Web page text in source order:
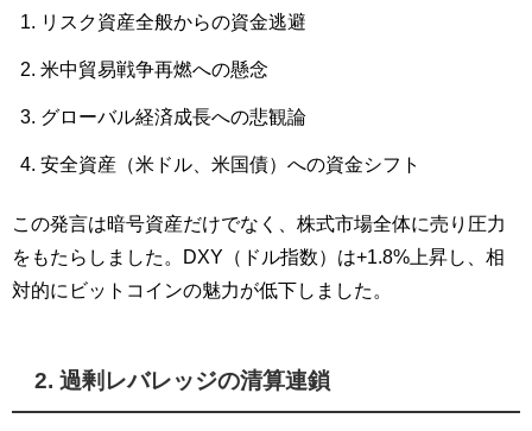
リスク資産全般からの資金逃避
米中貿易戦争再燃への懸念
グローバル経済成長への悲観論
安全資産（米ドル、米国債）への資金シフト
この発言は暗号資産だけでなく、株式市場全体に売り圧力
をもたらしました。DXY（ドル指数）は+1.8%上昇し、相
対的にビットコインの魅力が低下しました。
2. 過剰レバレッジの清算連鎖